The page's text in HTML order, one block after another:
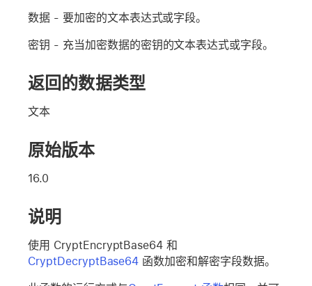
数据- 要加密的文本表达式或字段。
密钥 - 充当加密数据的密钥的文本表达式或字段。
返回的数据类型
文本
原始版本
16.0
说明
使用 CryptEncryptBase64 和
CryptDecryptBase64 函数加密和解密字段数据。